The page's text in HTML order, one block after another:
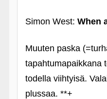
Simon West: When
Muuten paska
tapahtumapaikkana
todella viihtyisä.
plussaa. **+